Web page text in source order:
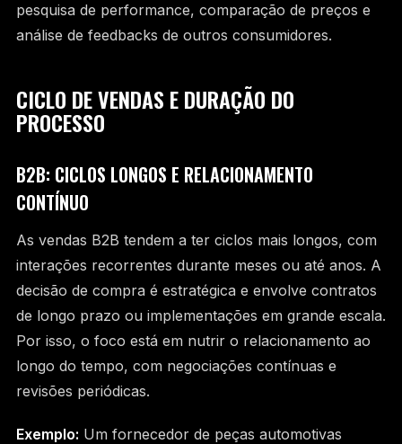
pesquisa de performance, comparação de preços e
análise de feedbacks de outros consumidores.
CICLO DE VENDAS E DURAÇÃO DO
PROCESSO
B2B: CICLOS LONGOS E RELACIONAMENTO
CONTÍNUO
As vendas B2B tendem a ter ciclos mais longos, com
interações recorrentes durante meses ou até anos. A
decisão de compra é estratégica e envolve contratos
de longo prazo ou implementações em grande escala.
Por isso, o foco está em nutrir o relacionamento ao
longo do tempo, com negociações contínuas e
revisões periódicas.
Exemplo: Um fornecedor de peças automotivas